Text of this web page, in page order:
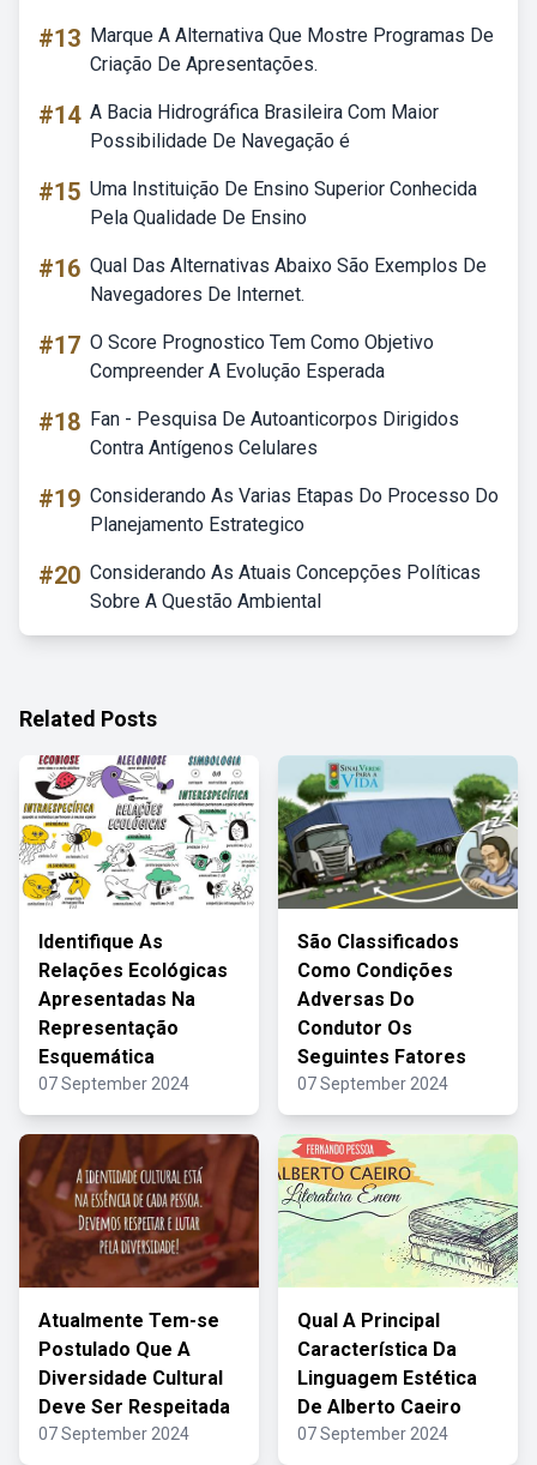
#13 Marque A Alternativa Que Mostre Programas De
Criação De Apresentações.
#14 A Bacia Hidrográfica Brasileira Com Maior
Possibilidade De Navegação é
#15 Uma Instituição De Ensino Superior Conhecida
Pela Qualidade De Ensino
#16 Qual Das Alternativas Abaixo São Exemplos De
Navegadores De Internet.
#17 O Score Prognostico Tem Como Objetivo
Compreender A Evolução Esperada
#18 Fan - Pesquisa De Autoanticorpos Dirigidos
Contra Antígenos Celulares
#19 Considerando As Varias Etapas Do Processo Do
Planejamento Estrategico
#20 Considerando As Atuais Concepções Políticas
Sobre A Questão Ambiental
Related Posts
Identifique As
Relações Ecológicas
Apresentadas Na
Representação
Esquemática
07 September 2024
São Classificados
Como Condições
Adversas Do
Condutor Os
Seguintes Fatores
07 September 2024
Atualmente Tem-se
Postulado Que A
Diversidade Cultural
Deve Ser Respeitada
07 September 2024
Qual A Principal
Característica Da
Linguagem Estética
De Alberto Caeiro
07 September 2024